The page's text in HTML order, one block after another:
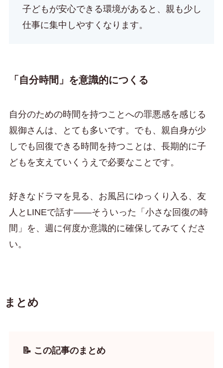
子どもが安心できる環境があると、親も少し
仕事に集中しやすくなります。
「自分時間」を意識的につくる
自分のための時間を持つことへの罪悪感を感じる
親御さんは、とても多いです。でも、親自身が少
しでも回復できる時間を持つことは、長期的に子
どもを支えていくうえで必要なことです。
好きなドラマを見る、お風呂にゆっくり入る、友
人とLINEで話す——そういった「小さな回復の時
間」を、週に何度か意識的に確保してみてくださ
い。
まとめ
📝 この記事のまとめ